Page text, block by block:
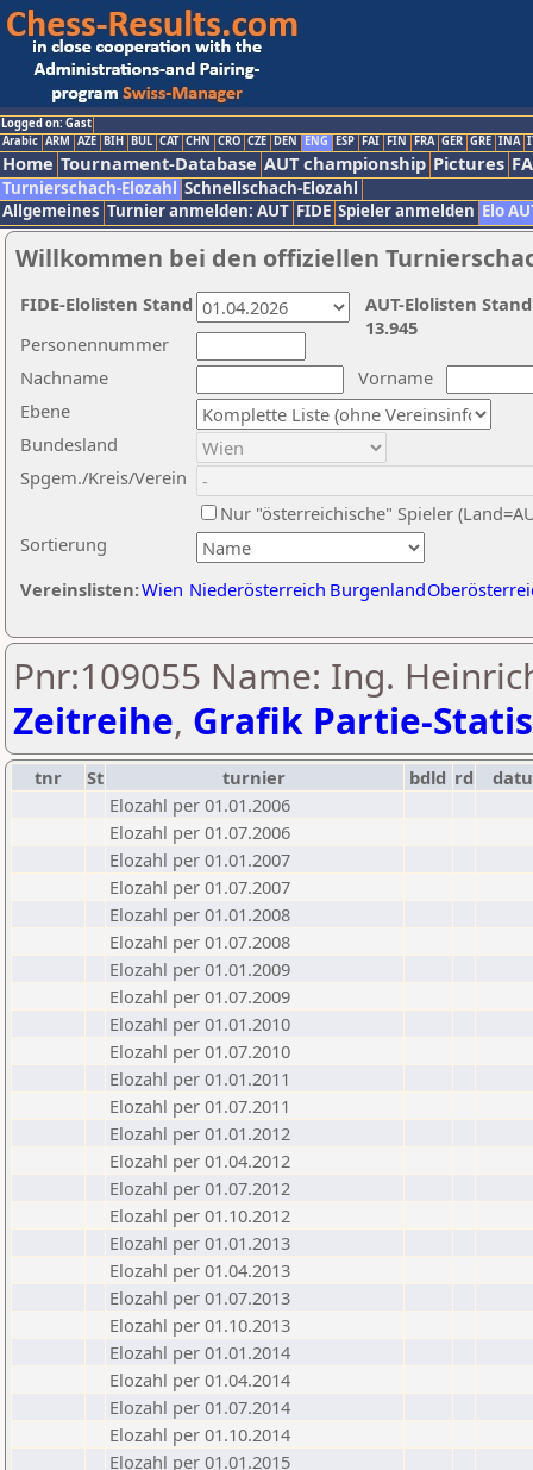
Logged on: Gast
Arabic ARM AZE BIH BUL CAT CHN CRO CZE DEN ENG ESP FAI FIN FRA GER GRE INA
Home Tournament-Database AUT championship Pictures
Turnierschach-Elozahl Schnellschach-Elozahl
Allgemeines Turnier anmelden: AUT FIDE Spieler anmelden Elo
Willkommen bei den offiziellen
Nachname
Vorname
Ebene
Sortierung
Personennummer
Bundesland
Spgem./Kreis/Verein
Nur "österreichische" Spieler
Vereinslisten:Wien Niederösterreich Burgenland
AUT-Elolisten
13.945
FIDE-Elolisten Stand
Pnr:109055 Name: Ing.
Zeitreihe, Grafik Partie-
tnr St turnier bdld rd
Elozahl per 01.01.2006
Elozahl per 01.07.2006
Elozahl per 01.01.2007
Elozahl per 01.07.2007
Elozahl per 01.01.2008
Elozahl per 01.07.2008
Elozahl per 01.01.2009
Elozahl per 01.07.2009
Elozahl per 01.01.2010
Elozahl per 01.07.2010
Elozahl per 01.01.2011
Elozahl per 01.07.2011
Elozahl per 01.01.2012
Elozahl per 01.04.2012
Elozahl per 01.07.2012
Elozahl per 01.10.2012
Elozahl per 01.01.2013
Elozahl per 01.04.2013
Elozahl per 01.07.2013
Elozahl per 01.10.2013
Elozahl per 01.01.2014
Elozahl per 01.04.2014
Elozahl per 01.07.2014
Elozahl per 01.10.2014
Elozahl per 01.01.2015